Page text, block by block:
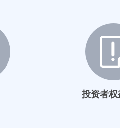
投资者权